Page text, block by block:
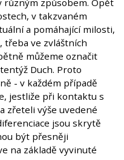
v takzvaném
a pomáhající milosti,
třeba ve zvláštních
můžeme označit
Duch. Proto
- v každém případě
jestliže při kontaktu s
zřeteli výše uvedené
jsou skrytě
být přesněji
na základě vyvinuté